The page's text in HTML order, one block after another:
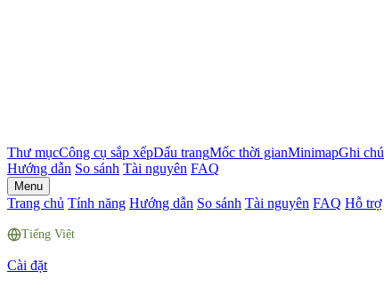
Thư mụcCông cụ sắp xếpDấu trangMốc thời gianMinimapGhi chú
Hướng dẫn So sánh Tài nguyên FAQ
Menu
Trang chủ Tính năng Hướng dẫn So sánh Tài nguyên FAQ Hỗ trợ
Tiếng Việt
Cài đặt